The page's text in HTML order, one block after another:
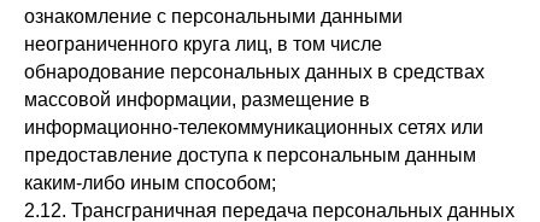
ознакомление с персональными данными
неограниченного круга лиц, в том числе
обнародование персональных данных в средствах
массовой информации, размещение в
информационно-телекоммуникационных сетях или
предоставление доступа к персональным данным
каким-либо иным способом;
2.12. Трансграничная передача персональных данных